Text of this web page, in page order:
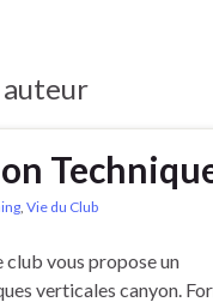
, Vie du Club
club vous propose un
verticales canyon.